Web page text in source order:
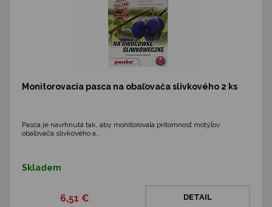
Monitorovacia pasca na obaľovača slivkového 2 ks
Pasca je navrhnutá tak, aby monitorovala prítomnosť motýľov
obaľovača slivkového a…
Skladem
6,51 € DETAIL